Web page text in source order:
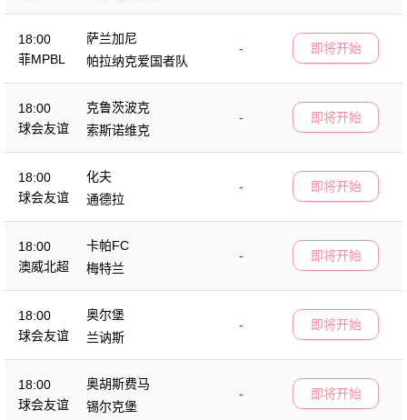
18:00
菲MPBL
萨兰加尼
-
帕拉纳克爱国者队
即将开始
18:00
球会友谊
克鲁茨波克
-
索斯诺维克
即将开始
18:00
球会友谊
化夫
-
通德拉
即将开始
18:00
澳威北超
卡帕FC
-
梅特兰
即将开始
18:00
球会友谊
奥尔堡
-
兰讷斯
即将开始
18:00
球会友谊
奥胡斯费马
-
锡尔克堡
即将开始